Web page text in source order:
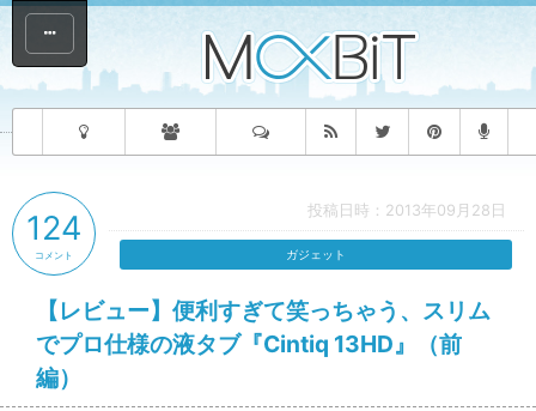
投稿日時：2013年09月28日
【レビュー】便利すぎて笑っちゃう、スリム
でプロ仕様の液タブ『Cintiq 13HD』（前
編）
124
コメント ガジェット